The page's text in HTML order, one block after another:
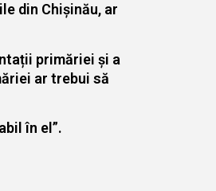
din Chișinău, ar
primăriei și a
ar trebui să
în el”.